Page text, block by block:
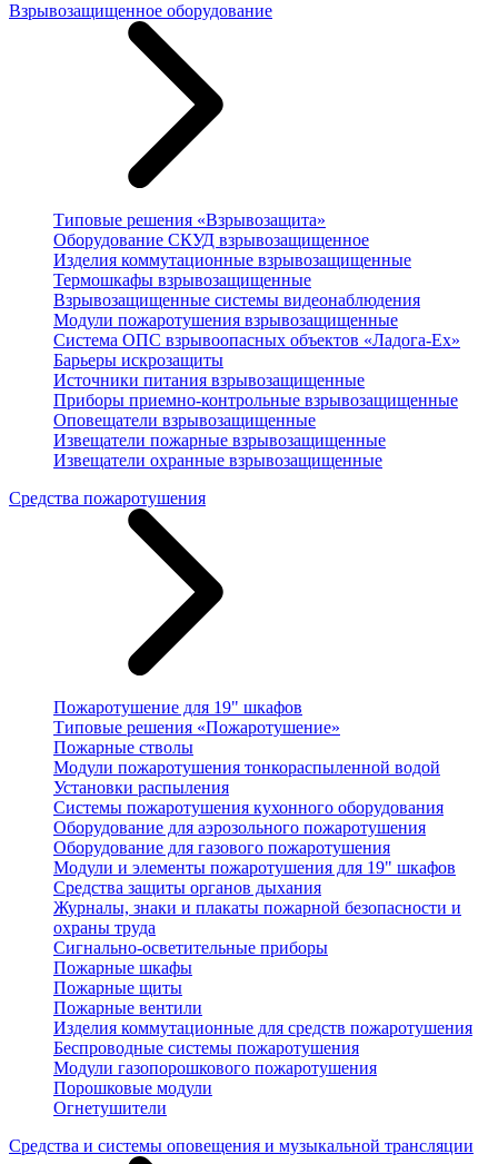
Взрывозащищенное оборудование
Типовые решения «Взрывозащита»
Оборудование СКУД взрывозащищенное
Изделия коммутационные взрывозащищенные
Термошкафы взрывозащищенные
Взрывозащищенные системы видеонаблюдения
Модули пожаротушения взрывозащищенные
Система ОПС взрывоопасных объектов «Ладога-Ex»
Барьеры искрозащиты
Источники питания взрывозащищенные
Приборы приемно-контрольные взрывозащищенные
Оповещатели взрывозащищенные
Извещатели пожарные взрывозащищенные
Извещатели охранные взрывозащищенные
Средства пожаротушения
Пожаротушение для 19" шкафов
Типовые решения «Пожаротушение»
Пожарные стволы
Модули пожаротушения тонкораспыленной водой
Установки распыления
Системы пожаротушения кухонного оборудования
Оборудование для аэрозольного пожаротушения
Оборудование для газового пожаротушения
Модули и элементы пожаротушения для 19" шкафов
Средства защиты органов дыхания
Журналы, знаки и плакаты пожарной безопасности и
охраны труда
Сигнально-осветительные приборы
Пожарные шкафы
Пожарные щиты
Пожарные вентили
Изделия коммутационные для средств пожаротушения
Беспроводные системы пожаротушения
Модули газопорошкового пожаротушения
Порошковые модули
Огнетушители
Средства и системы оповещения и музыкальной трансляции